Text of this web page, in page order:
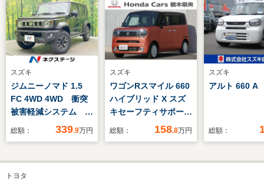
スズキ
ジムニーノマド 1.5
FC 4WD 4WD 衝突
被害軽減システム コ
ーナーセンサー スマ
15インチアルミ オ
ートハイビーム 車線
総額： 339.9万円
スズキ
ワゴンRスマイル 660
ハイブリッド X スズ
キセーフティサポー
ト/デュアルカメラブ
機能/リアパーキング
総額： 158.8万円
スズキ
アルト 660 A
総額：
トヨタ